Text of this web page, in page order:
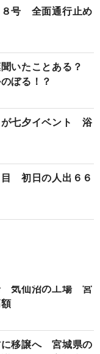
８号 全面通行止め
聞いたことある？
ぼる！？
が七夕イベント 浴
目 初日の人出６６
気仙沼の工場 宮
に移譲へ 宮城県の